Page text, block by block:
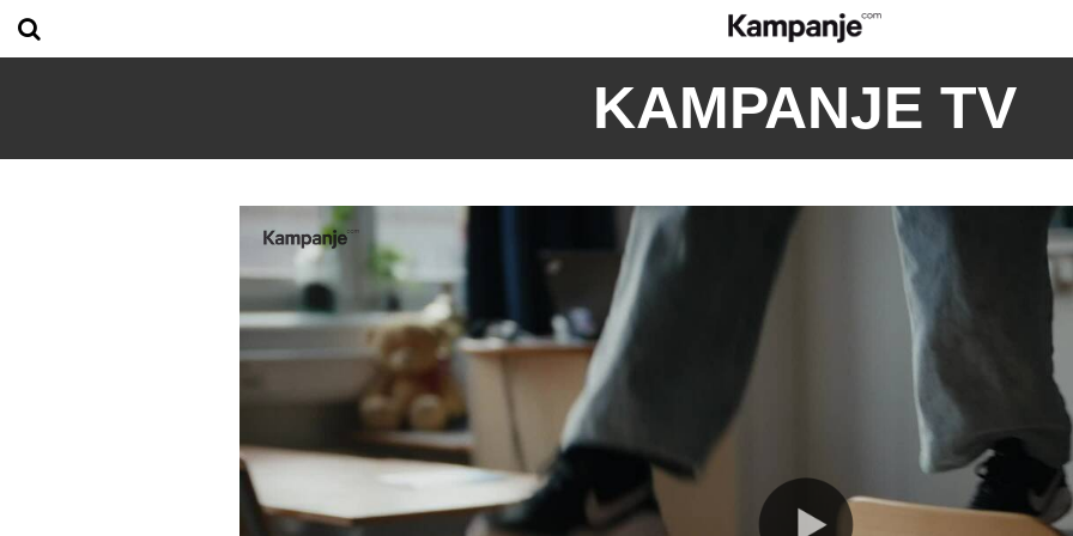
KAMPANJE TV